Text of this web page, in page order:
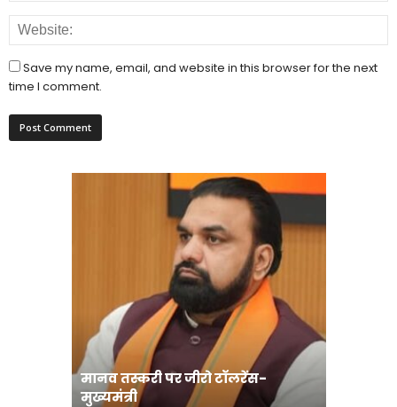
Save my name, email, and website in this browser for the next
time I comment.
मानव तस्करी पर जीरो टॉलरेंस-
मुख्यमंत्री